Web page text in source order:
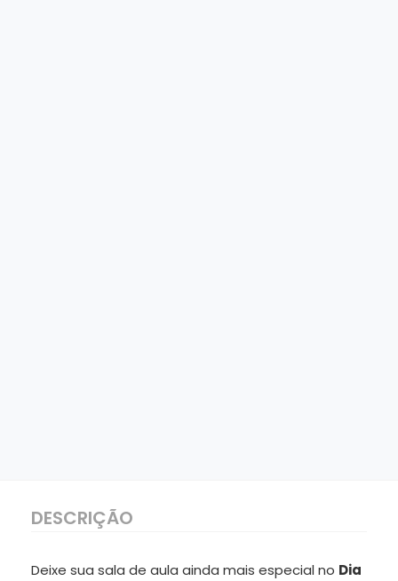
DESCRIÇÃO
Deixe sua sala de aula ainda mais especial no Dia